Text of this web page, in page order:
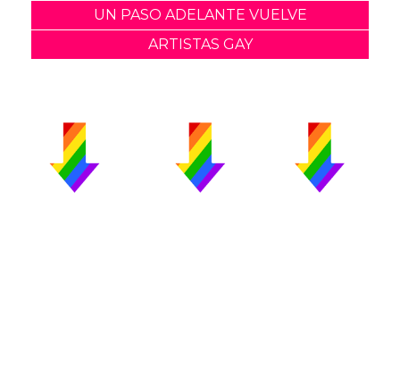
UN PASO ADELANTE VUELVE
ARTISTAS GAY